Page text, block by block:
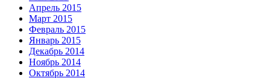
Апрель 2015
Март 2015
Февраль 2015
Январь 2015
Декабрь 2014
Ноябрь 2014
Октябрь 2014